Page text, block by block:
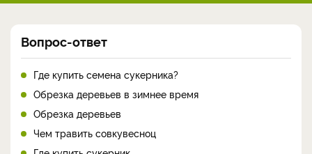
Вопрос-ответ
Где купить семена сукерника?
Обрезка деревьев в зимнее время
Обрезка деревьев
Чем травить совкувесноц